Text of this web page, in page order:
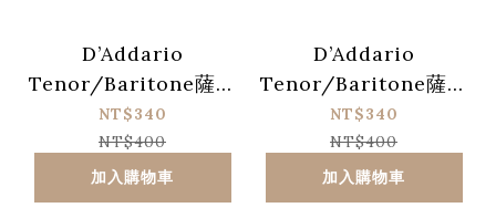
D’Addario
Tenor/Baritone薩克
斯風共用款背帶(塑膠
扣環)
NT$340
NT$400
加入購物車
D’Addario
Tenor/Baritone薩克
斯風共用款背帶(金屬
鈎)
NT$340
NT$400
加入購物車